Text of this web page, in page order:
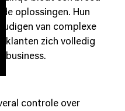
oplossingen. Hun
van complexe
klanten zich volledig
business.
controle over